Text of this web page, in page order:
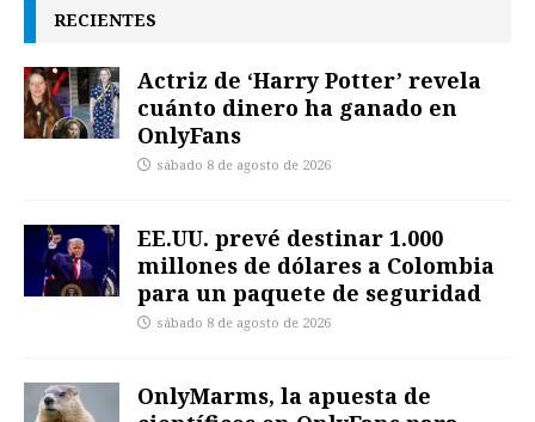
RECIENTES
Actriz de ‘Harry Potter’ revela
cuánto dinero ha ganado en
OnlyFans
sábado 8 de agosto de 2026
EE.UU. prevé destinar 1.000
millones de dólares a Colombia
para un paquete de seguridad
sábado 8 de agosto de 2026
OnlyMarms, la apuesta de